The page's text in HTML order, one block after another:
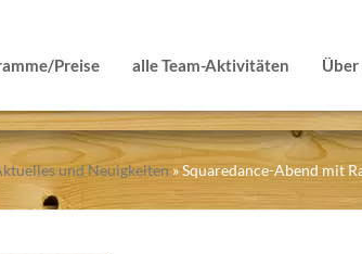
Preise alle Team-Aktivitäten Über
und Neuigkeiten »Squaredance-Abend mit